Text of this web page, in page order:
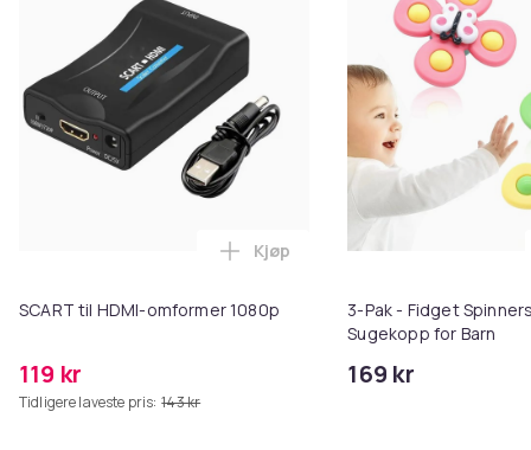
SCART til HDMI-omformer 1080p
119 kr
Tidligere laveste pris: 143 kr
Legg SCART til HDMI-omformer
Kjøp
3-Pak - Fidget
Sugekopp for Barn
169 kr